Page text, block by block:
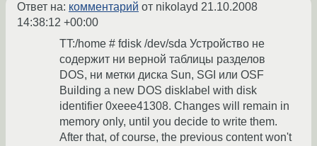
Ответ на: комментарий от nikolayd 21.10.2008
14:38:12 +00:00
TT:/home # fdisk /dev/sda Устройство не
содержит ни верной таблицы разделов
DOS, ни метки диска Sun, SGI или OSF
Building a new DOS disklabel with disk
identifier 0xeee41308. Changes will remain in
memory only, until you decide to write them.
After that, of course, the previous content won't